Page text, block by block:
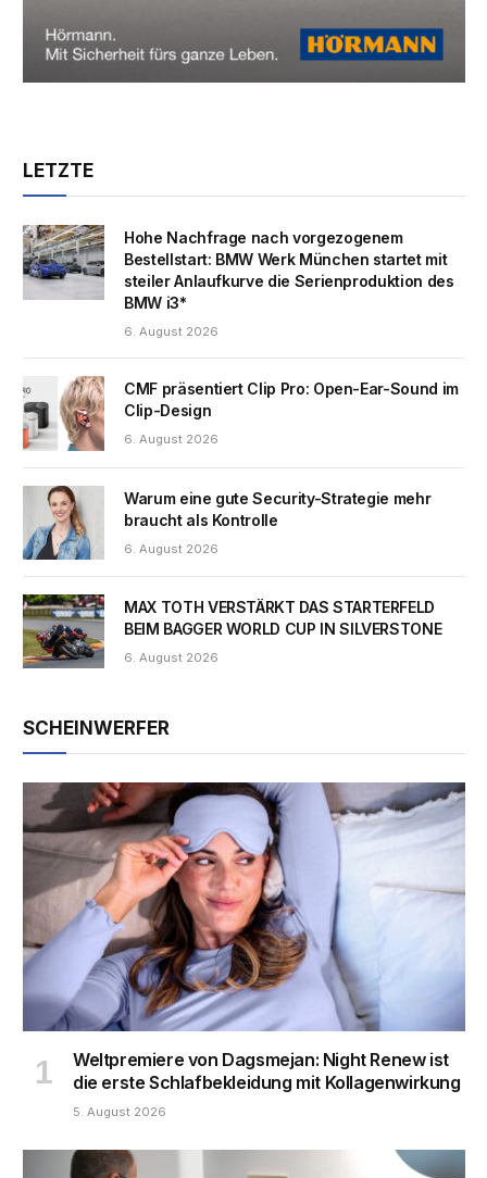
LETZTE
Hohe Nachfrage nach vorgezogenem
Bestellstart: BMW Werk München startet mit
steiler Anlaufkurve die Serienproduktion des
BMW i3*
6. August 2026
CMF präsentiert Clip Pro: Open-Ear-Sound im
Clip-Design
6. August 2026
Warum eine gute Security-Strategie mehr
braucht als Kontrolle
6. August 2026
MAX TOTH VERSTÄRKT DAS STARTERFELD
BEIM BAGGER WORLD CUP IN SILVERSTONE
6. August 2026
SCHEINWERFER
Weltpremiere von Dagsmejan: Night Renew ist
die erste Schlafbekleidung mit Kollagenwirkung
5. August 2026